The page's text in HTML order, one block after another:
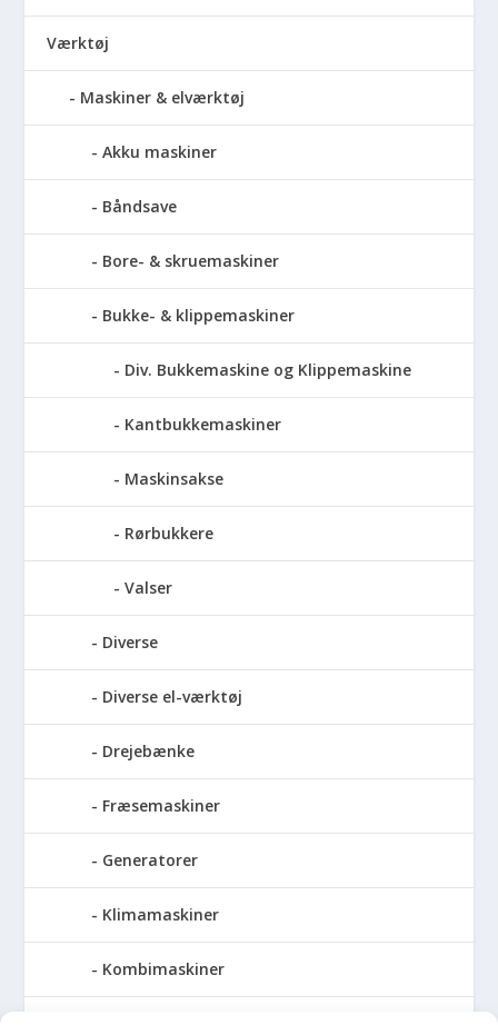
Værktøj
Maskiner & elværktøj
Akku maskiner
Båndsave
Bore- & skruemaskiner
Bukke- & klippemaskiner
Div. Bukkemaskine og Klippemaskine
Kantbukkemaskiner
Maskinsakse
Rørbukkere
Valser
Diverse
Diverse el-værktøj
Drejebænke
Fræsemaskiner
Generatorer
Klimamaskiner
Kombimaskiner